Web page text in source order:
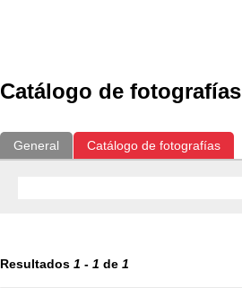
Catálogo de fotografías
General Catálogo de fotografías
Resultados 1 - 1 de 1